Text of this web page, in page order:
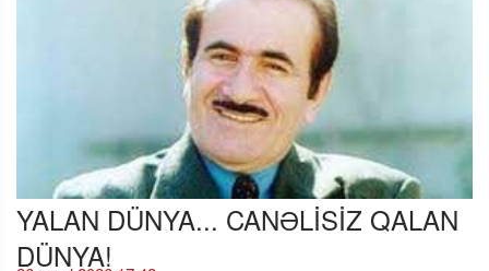
YALAN DÜNYA... CANƏLİSİZ QALAN
DÜNYA!